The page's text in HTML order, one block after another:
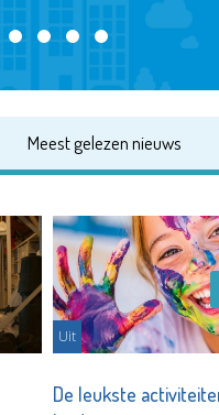
Meest gelezen nieuws
Uit
De leukste